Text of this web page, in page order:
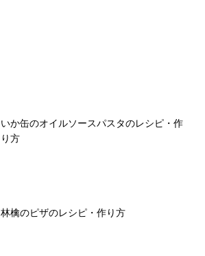
いか缶のオイルソースパスタのレシピ・作
り方
林檎のピザのレシピ・作り方